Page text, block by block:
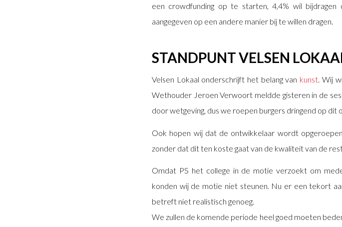
een crowdfunding op te starten, 4,4% wil
aangegeven op een andere manier bij te willen dragen.
STANDPUNT VELSEN
Velsen Lokaal onderschrijft het belang van kunst. Wij
Wethouder Jeroen Verwoort meldde gisteren in de
door wetgeving, dus we roepen burgers dringend op
Ook hopen wij dat de ontwikkelaar wordt
zonder dat dit ten koste gaat van de kwaliteit van de rest
Omdat PS het college in de motie verzoekt om
konden wij de motie niet steunen. Nu er een tekort
betreft niet realistisch genoeg.
We zullen de komende periode heel goed moeten